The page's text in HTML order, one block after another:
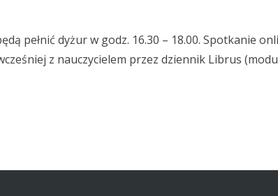
pełnić dyżur w godz. 16.30 – 18.00. Spotkanie
z nauczycielem przez dziennik Librus